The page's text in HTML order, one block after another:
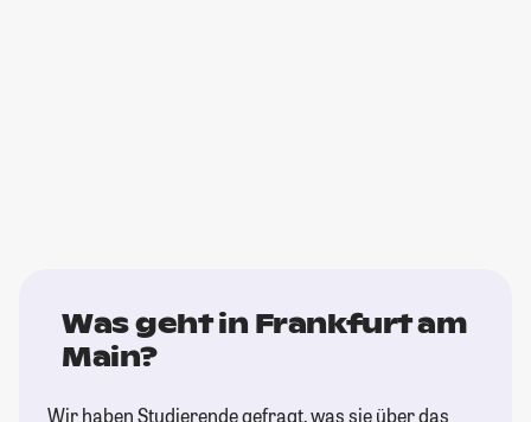
Was geht in Frankfurt am
Main?
Wir haben Studierende gefragt, was sie über das